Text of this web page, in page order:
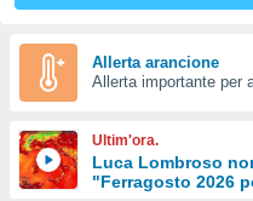
di
Web
le
Allerta arancione
Allerta importante per
Ultim'ora.
Luca Lombroso
"Ferragosto 2026